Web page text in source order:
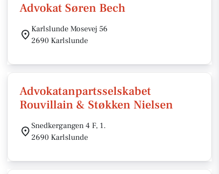
Advokat Søren Bech
Karlslunde Mosevej 56
2690 Karlslunde
Advokatanpartsselskabet
Rouvillain & Støkken Nielsen
Snedkergangen 4 F, 1.
2690 Karlslunde